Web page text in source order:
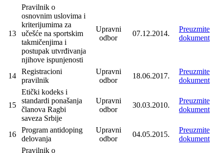
13
Pravilnik o
osnovnim uslovima i
kriterijumima za
učešće na sportskim
takmičenjima i
postupak utvrđivanja
njihove ispunjenosti
Upravni
odbor
07.12.2014.
Preuzmite
dokument
14
Registracioni
pravilnik
Upravni
odbor
18.06.2017.
Preuzmite
dokument
15
Etički kodeks i
standardi ponašanja
članova Ragbi
saveza Srbije
Upravni
odbor
30.03.2010.
Preuzmite
dokument
16
Program antidoping
delovanja
Upravni
odbor
04.05.2015.
Preuzmite
dokument
Pravilnik o